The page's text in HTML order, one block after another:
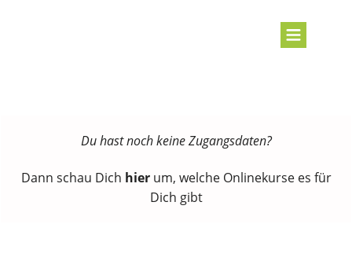
Du hast noch keine Zugangsdaten?
Dann schau Dich hierum, welche Onlinekurse es für
Dich gibt